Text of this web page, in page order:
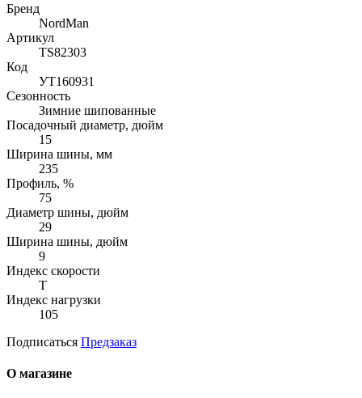
Бренд
NordMan
Артикул
TS82303
Код
УТ160931
Сезонность
Зимние шипованные
Посадочный диаметр, дюйм
15
Ширина шины, мм
235
Профиль, %
75
Диаметр шины, дюйм
29
Ширина шины, дюйм
9
Индекс скорости
T
Индекс нагрузки
105
Подписаться Предзаказ
О магазине